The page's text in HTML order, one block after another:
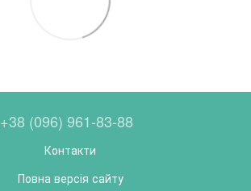
+38 (096) 961-83-88
Контакти
Повна версія сайту